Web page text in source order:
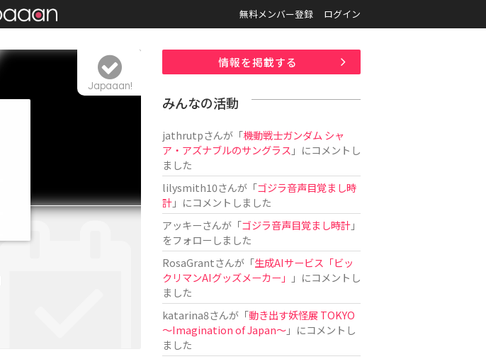
無料メンバー登録 ログイン
Japaaan!
情報を掲載する
みんなの活動
jathrutpさんが「機動戦士ガンダム シャ
ア・アズナブルのサングラス 」にコメントし
ました
lilysmith10さんが「ゴジラ音声目覚まし時
計」にコメントしました
アッキーさんが「ゴジラ音声目覚まし時計」
をフォローしました
RosaGrantさんが「生成AIサービス「ビッ
クリマンAIグッズメーカー」
」にコメントし
ました
katarina8さんが「動き出す妖怪展 TOKYO
〜Imagination of Japan〜」にコメントし
ました